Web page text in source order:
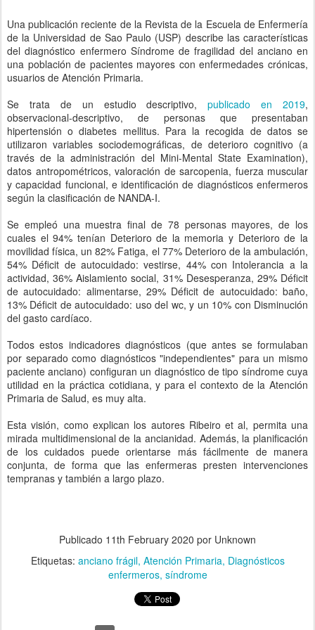
Una publicación reciente de la Revista de la Escuela de Enfermería
de la Universidad de Sao Paulo (USP) describe las características
del diagnóstico enfermero Síndrome de fragilidad del anciano en
una población de pacientes mayores con enfermedades crónicas,
usuarios de Atención Primaria.
Se trata de un estudio descriptivo,publicado en 2019,
observacional-descriptivo, de personas que presentaban
hipertensión o diabetes mellitus. Para la recogida de datos se
utilizaron variables sociodemográficas, de deterioro cognitivo (a
través de la administración del Mini-Mental State Examination),
datos antropométricos, valoración de sarcopenia, fuerza muscular
y capacidad funcional, e identificación de diagnósticos enfermeros
según la clasificación de NANDA-I.
Se empleó una muestra final de 78 personas mayores, de los
cuales el 94% tenían Deterioro de la memoria y Deterioro de la
movilidad física, un 82% Fatiga, el 77% Deterioro de la ambulación,
54% Déficit de autocuidado: vestirse, 44% con Intolerancia a la
actividad, 36% Aislamiento social, 31% Desesperanza, 29% Déficit
de autocuidado: alimentarse, 29% Déficit de autocuidado: baño,
13% Déficit de autocuidado: uso del wc, y un 10% con Disminución
del gasto cardíaco.
Todos estos indicadores diagnósticos (que antes se formulaban
por separado como diagnósticos "independientes" para un mismo
paciente anciano) configuran un diagnóstico de tipo síndrome cuya
utilidad en la práctica cotidiana, y para el contexto de la Atención
Primaria de Salud, es muy alta.
Esta visión, como explican los autores Ribeiro et al, permita una
mirada multidimensional de la ancianidad. Además, la planificación
de los cuidados puede orientarse más fácilmente de manera
conjunta, de forma que las enfermeras presten intervenciones
tempranas y también a largo plazo.
Publicado 11th February 2020 por Unknown
Etiquetas: anciano frágil Atención Primaria Diagnósticos
enfermeros síndrome